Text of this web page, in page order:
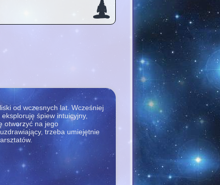
od wczesnych lat. Wcześniej
śpiew intuicyjny,
otworzyć na jego
trzeba umiejętnie